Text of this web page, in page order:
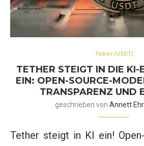
Tether (USDT)
TETHER STEIGT IN DIE KI-
EIN: OPEN-SOURCE-
TRANSPARENZ UND
geschrieben von Annett
Tether steigt in KI ein!